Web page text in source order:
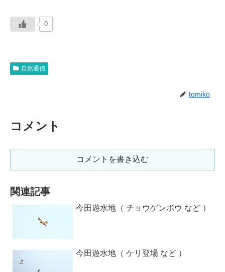
0
自然通信
tomiko
コメント
コメントを書き込む
関連記事
今田遊水地（ チョウゲンボウ など ）
今田遊水地（ ケリ登場 など ）